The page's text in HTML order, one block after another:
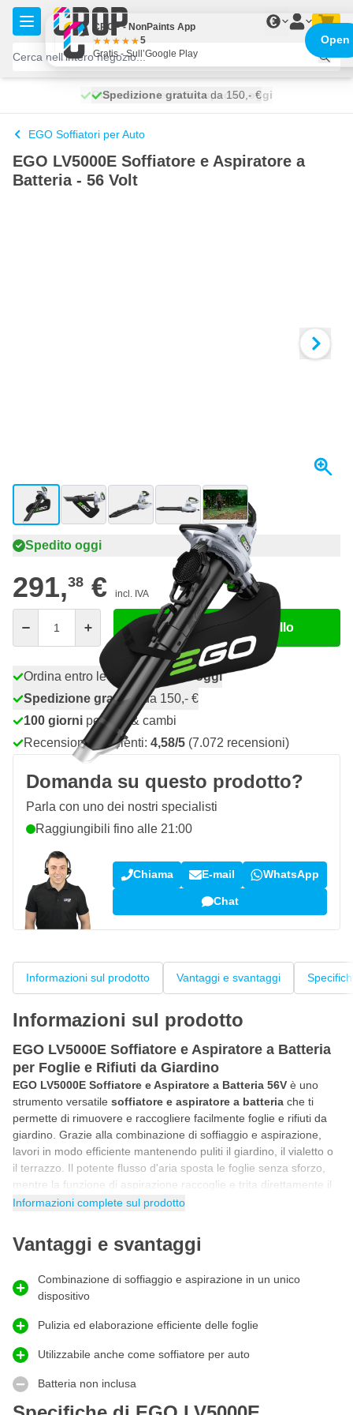
Salta al contenuto
€
spedito oggi
Spedizione gratuita da 150,- €
100 giorni
EGO Soffiatori per Auto
EGO LV5000E Soffiatore e Aspiratore a
Batteria - 56 Volt
View larger imageView larger imageView larger imageView larger imageView larger image
+4
Spedito oggi
291,38 € incl. IVA
Aggiungi al Carrello
Ordina entro le 23:59,spedito oggi
Spedizione gratuitada 150,- €
100 giorni per resi & cambi
Recensioni dei clienti: 4,58/5 (7.072 recensioni)
Domanda su questo prodotto?
Parla con uno dei nostri specialisti
Raggiungibili fino alle 21:00
Chiama E-mail WhatsApp
Chat
Informazioni sul prodotto Vantaggi e svantaggi
Informazioni sul prodotto
EGO LV5000E Soffiatore e Aspiratore a Batteria
per Foglie e Rifiuti da Giardino
EGO LV5000E Soffiatore e Aspiratore a Batteria 56V è uno
strumento versatile soffiatore e aspiratore a batteria che ti
permette di rimuovere e raccogliere facilmente foglie e rifiuti da
giardino. Grazie alla combinazione di soffiaggio e aspirazione,
lavori in modo efficiente mantenendo puliti il giardino, il vialetto o
il terrazzo. Il potente flusso d'aria sposta le foglie senza sforzo,
mentre la funzione di aspirazione raccoglie e trita direttamente il
materiale. Questo crea una soluzione pratica sia per la pulizia
desidera velocità, comodità e uno spazio esterno ordinato.
Questosoffiatore e aspiratore a batteriasi distingue per la sua
intelligente funzione 2-in-1. Con un semplice cambio, passi dal
ogni situazione. Il potente motore fornisce un flusso d'aria
raccoglie e trita direttamente le foglie per un trattamento
efficiente. Questo riduce il volume nel sacco di raccolta e
accelera il processo di pulizia. Una soluzione pratica per la
manutenzione di giardini e cortili con una sola macchina.
Informazioni complete sul prodotto
Vantaggi e svantaggi
Combinazione di soffiaggio e aspirazione in un unico
dispositivo
Pulizia ed elaborazione efficiente delle foglie
Utilizzabile anche come soffiatore per auto
Batteria non inclusa
CROP - NonPaints App
5
Gratis - Sull’Google Play
Open